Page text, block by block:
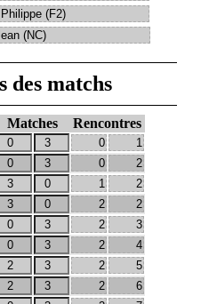
des matchs
Matches
Rencontres